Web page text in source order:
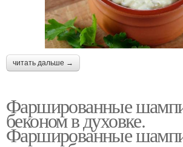
читать дальше →
Фаршированные
беконом в духовке.
Фаршированные